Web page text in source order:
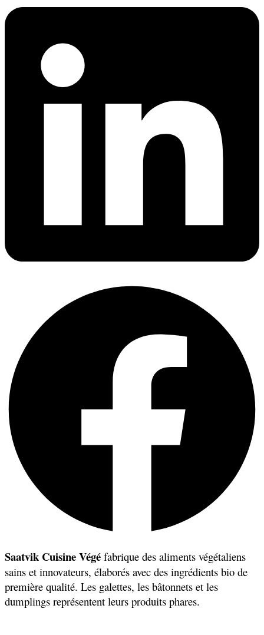
Saatvik Cuisine Végé fabrique des aliments végétaliens
sains et innovateurs, élaborés avec des ingrédients bio de
première qualité. Les galettes, les bâtonnets et les
dumplings représentent leurs produits phares.